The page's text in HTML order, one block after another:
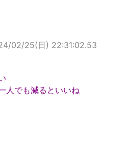
02/25(日) 22:31:02.53
人でも減るといいね